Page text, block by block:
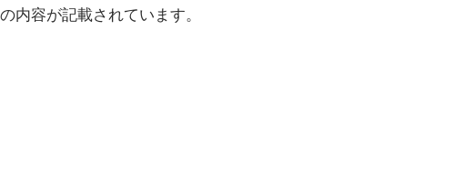
容が記載されています。